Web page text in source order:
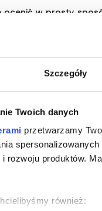
Szczegóły
Twoich danych
przetwarzamy
rozwoju produktów.
również:
w prosty
w ocenie
pochodzą z
w dotyku.
można
z koszuli